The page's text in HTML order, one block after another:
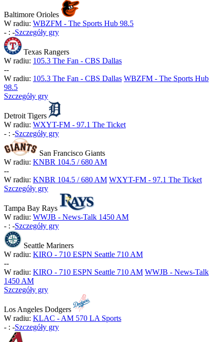
Baltimore Orioles
W radiu: WBZFM - The Sports Hub 98.5
- : -Szczegóły gry
Texas Rangers
W radiu: 105.3 The Fan - CBS Dallas
--
W radiu: 105.3 The Fan - CBS Dallas WBZFM - The Sports Hub
98.5
Szczegóły gry
Detroit Tigers
W radiu: WXYT-FM - 97.1 The Ticket
- : -Szczegóły gry
San Francisco Giants
W radiu: KNBR 104.5 / 680 AM
--
W radiu: KNBR 104.5 / 680 AM WXYT-FM - 97.1 The Ticket
Szczegóły gry
Tampa Bay Rays
W radiu: WWJB - News-Talk 1450 AM
- : -Szczegóły gry
Seattle Mariners
W radiu: KIRO - 710 ESPN Seattle 710 AM
--
W radiu: KIRO - 710 ESPN Seattle 710 AM WWJB - News-Talk
1450 AM
Szczegóły gry
Los Angeles Dodgers
W radiu: KLAC - AM 570 LA Sports
- : -Szczegóły gry